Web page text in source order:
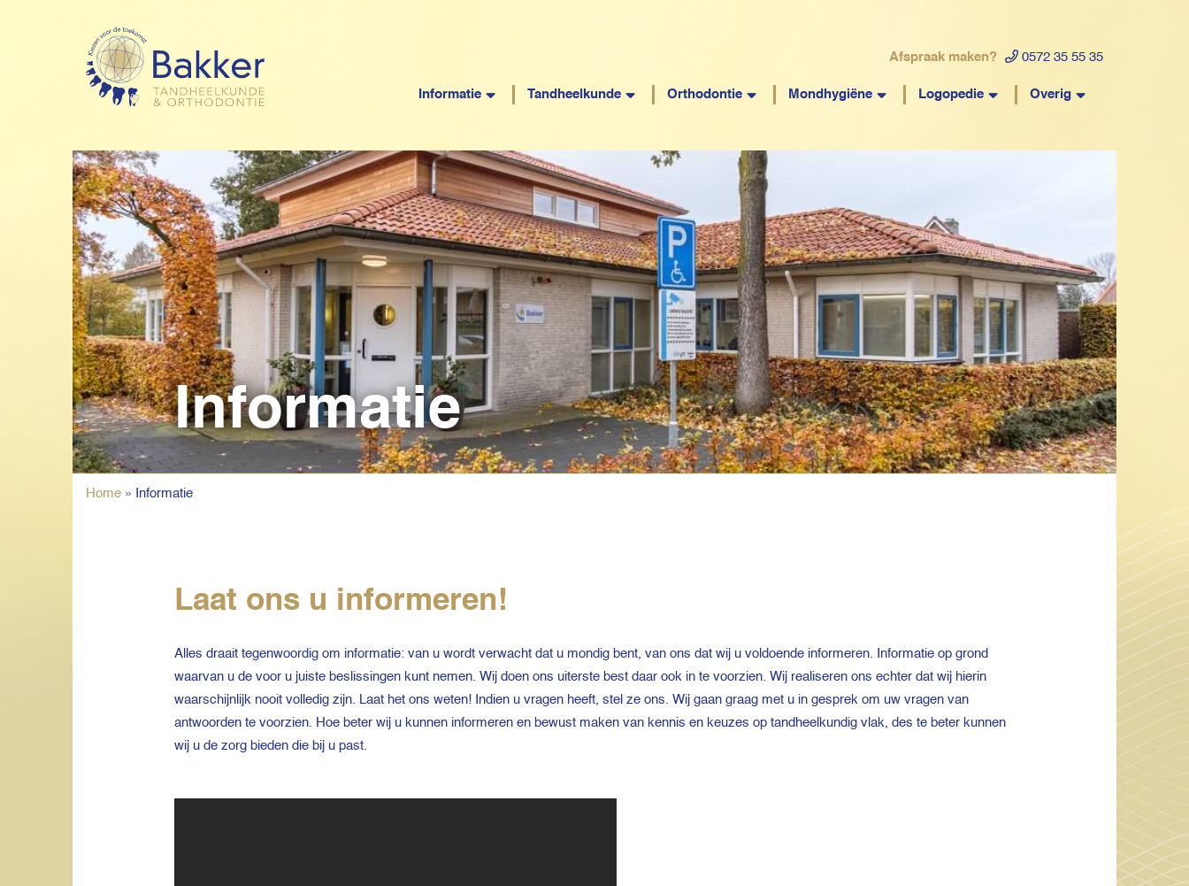
Afspraak maken? 0572 35 55 35
Informatie Tandheelkunde Orthodontie Mondhygiëne Logopedie Overig
Informatie
Home » Informatie
Laat ons u informeren!
Alles draait tegenwoordig om informatie: van u wordt verwacht dat u mondig bent, van ons dat wij u voldoende informeren. Informatie op grond
waarvan u de voor u juiste beslissingen kunt nemen. Wij doen ons uiterste best daar ook in te voorzien. Wij realiseren ons echter dat wij hierin
waarschijnlijk nooit volledig zijn. Laat het ons weten! Indien u vragen heeft, stel ze ons. Wij gaan graag met u in gesprek om uw vragen van
antwoorden te voorzien. Hoe beter wij u kunnen informeren en bewust maken van kennis en keuzes op tandheelkundig vlak, des te beter kunnen
wij u de zorg bieden die bij u past.